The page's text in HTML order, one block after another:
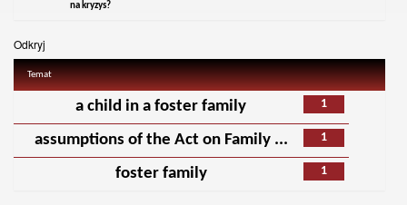
na kryzys?
Odkryj
Temat
1
a child in a foster family
1
assumptions of the Act on Family ...
1
foster family